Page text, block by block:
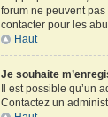
forum ne peuvent
contacter pour les
Haut
Je souhaite
Il est possible
Contactez un